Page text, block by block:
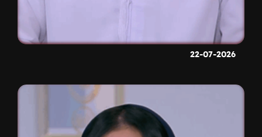
22-07-2026